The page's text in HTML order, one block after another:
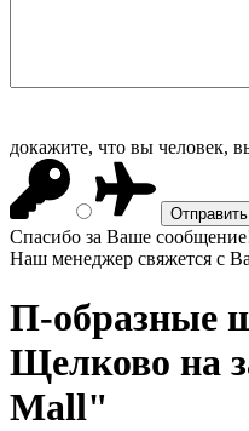
докажите, что вы человек,
Спасибо за Ваше
Наш менеджер свяжется с
П-образные
Щелково на
Mall"